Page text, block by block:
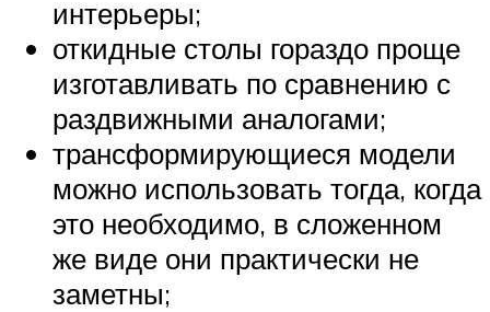
интерьеры;
откидные столы гораздо проще
изготавливать по сравнению с
раздвижными аналогами;
трансформирующиеся модели
можно использовать тогда, когда
это необходимо, в сложенном
же виде они практически не
заметны;